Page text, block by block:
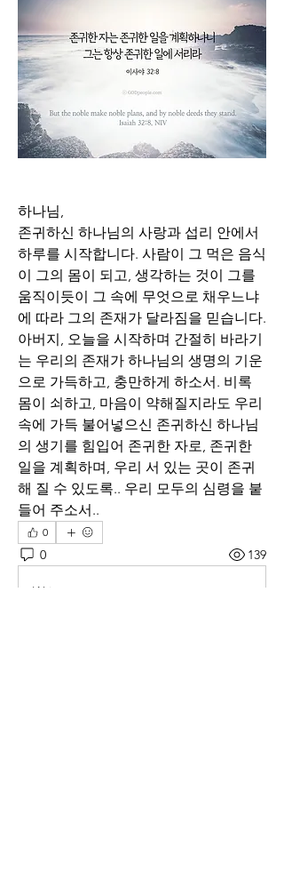
하나님,
존귀하신 하나님의 사랑과 섭리 안에서
하루를 시작합니다. 사람이 그 먹은 음식
이 그의 몸이 되고, 생각하는 것이 그를
움직이듯이 그 속에 무엇으로 채우느냐
아버지, 오늘을 시작하며 간절히 바라기
는 우리의 존재가 하나님의 생명의 기운
으로 가득하고, 충만하게 하소서. 비록
몸이 쇠하고, 마음이 약해질지라도 우리
속에 가득 불어넣으신 존귀하신 하나님
의 생기를 힘입어 존귀한 자로, 존귀한
일을 계획하며, 우리 서 있는 곳이 존귀
해 질 수 있도록.. 우리 모두의 심령을 붙
들어 주소서..
0
0 139
Write a comment...